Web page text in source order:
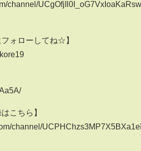
channel/
ォローしてね☆】
こちら】
channel/